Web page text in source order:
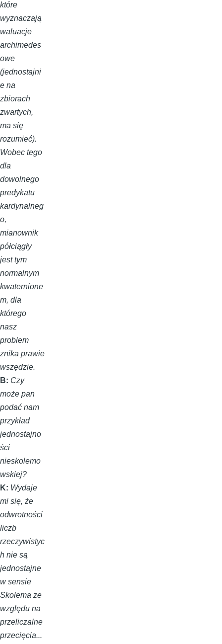
które
wyznaczają
waluacje
archimedes
owe
(jednostajni
e na
zbiorach
zwartych,
ma się
rozumieć).
Wobec tego
dla
dowolnego
predykatu
kardynalneg
o,
mianownik
półciągły
jest tym
normalnym
kwaternione
m, dla
którego
nasz
problem
znika prawie
wszędzie.
B: Czy
może pan
podać nam
przykład
jednostajno
ści
nieskolemo
wskiej?
K: Wydaje
mi się, że
odwrotności
liczb
rzeczywistyc
h nie są
jednostajne
w sensie
Skolema ze
względu na
przeliczalne
przecięcia...